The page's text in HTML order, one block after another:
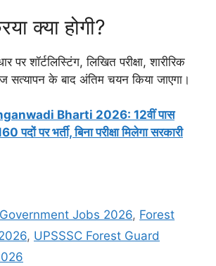
क्या होगी?
शॉर्टलिस्टिंग, लिखित परीक्षा, शारीरिक
सत्यापन के बाद अंतिम चयन किया जाएगा।
Bharti 2026: 12वीं पास
पदों पर भर्ती, बिना परीक्षा मिलेगा सरकारी
Jobs 2026, Forest
, UPSSSC Forest Guard